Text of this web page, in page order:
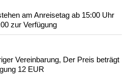
am Anreisetag ab 15:00 Uhr
zur Verfügung
Vereinbarung, Der Preis beträgt
12 EUR